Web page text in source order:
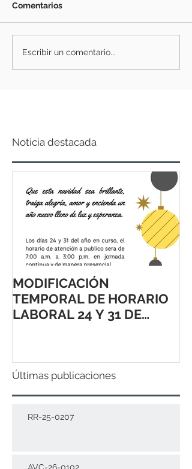
Comentarios
Escribir un comentario...
Noticia destacada
MODIFICACIÓN
TEMPORAL DE HORARIO
LABORAL 24 Y 31 DE
Últimas publicaciones
RR-25-0207
AVC-26-0102